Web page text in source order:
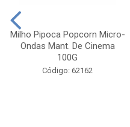
Milho Pipoca Popcorn Micro-
Ondas Mant. De Cinema
100G
Código: 62162